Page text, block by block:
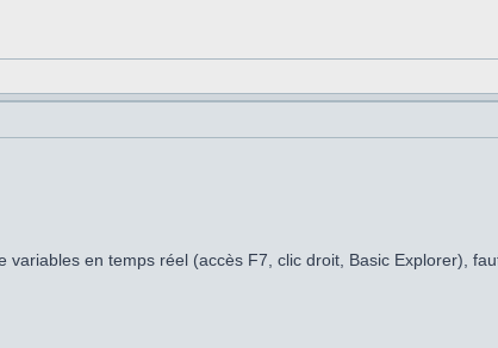
en temps réel (accès F7, clic droit, Basic Explorer),